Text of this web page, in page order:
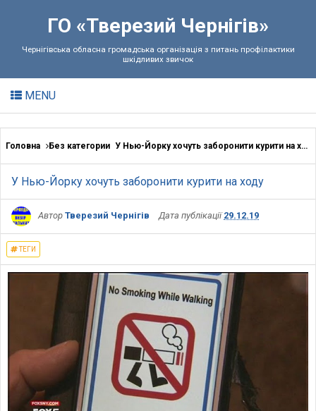
ГО «Тверезий Чернігів»
Чернігівська обласна громадська організація з питань профілактики
шкідливих звичок
MENU
Головна Без категории У Нью-Йорку хочуть заборонити курити на ходу
У Нью-Йорку хочуть заборонити курити на ходу
Автор Тверезий Чернігів Дата публікації29.12.19
ТЕГИ